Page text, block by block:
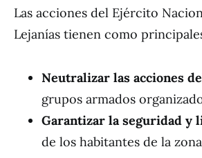
Las acciones del Ejército
Lejanías tienen como
Neutralizar las acciones
grupos armados
Garantizar la seguridad y
de los habitantes de la